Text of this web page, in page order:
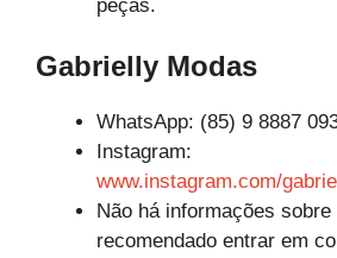
peças.
Gabrielly Modas
WhatsApp: (85) 9 8887
Instagram:
www.instagram.com/
Não há informações
recomendado entrar em